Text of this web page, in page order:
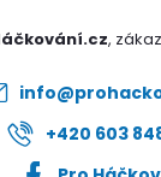
info@
+420 603